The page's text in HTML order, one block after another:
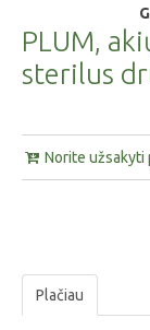
PLUM,
sterilus
Norite užsakyti
Plačiau